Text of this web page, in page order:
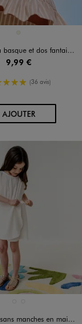
et dos fantaisie ouvert fille
9,99 €
5/5 de moyenne
(36 avis)
AJOUTERAU PANIER
en maille froissée fille